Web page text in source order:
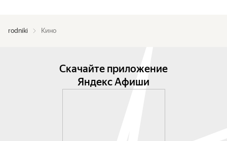
rodniki Кино
Скачайте приложение
Яндекс Афиши